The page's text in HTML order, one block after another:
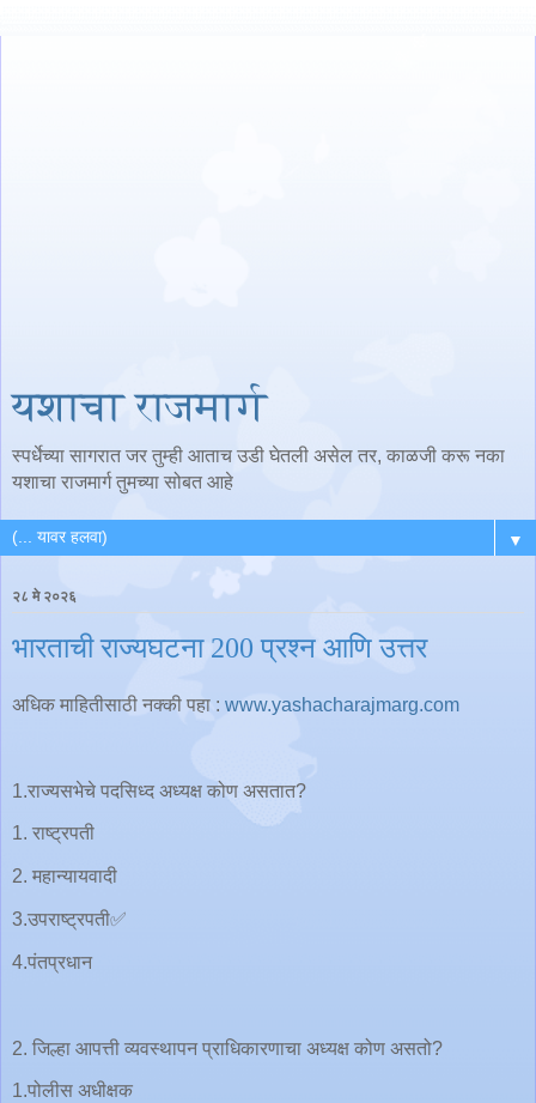
यशाचा राजमार्ग
स्पर्धेच्या सागरात जर तुम्ही आताच उडी घेतली असेल तर, काळजी करू नका
यशाचा राजमार्ग तुमच्या सोबत आहे
▼
२८ मे २०२६
भारताची राज्यघटना 200 प्रश्न आणि उत्तर
अधिक माहितीसाठी नक्की पहा : www.yashacharajmarg.com
1.राज्यसभेचे पदसिध्द अध्यक्ष कोण असतात?
1. राष्ट्रपती
2. महान्यायवादी
3.उपराष्ट्रपती✅
4.पंतप्रधान
2. जिल्हा आपत्ती व्यवस्थापन प्राधिकारणाचा अध्यक्ष कोण असतो?
1.पोलीस अधीक्षक